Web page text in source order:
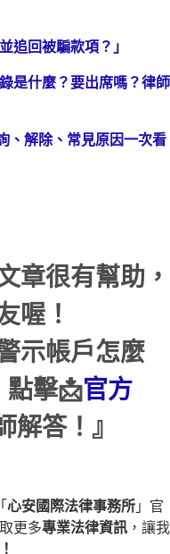
追回被騙款項？」
是什麼？要出席嗎？律師
、解除、常見原因一次看
章很有幫助，
喔！
示帳戶怎麼
擊📩官方
答！』
心安國際法律事務所」官
更多專業法律資訊 ，讓我